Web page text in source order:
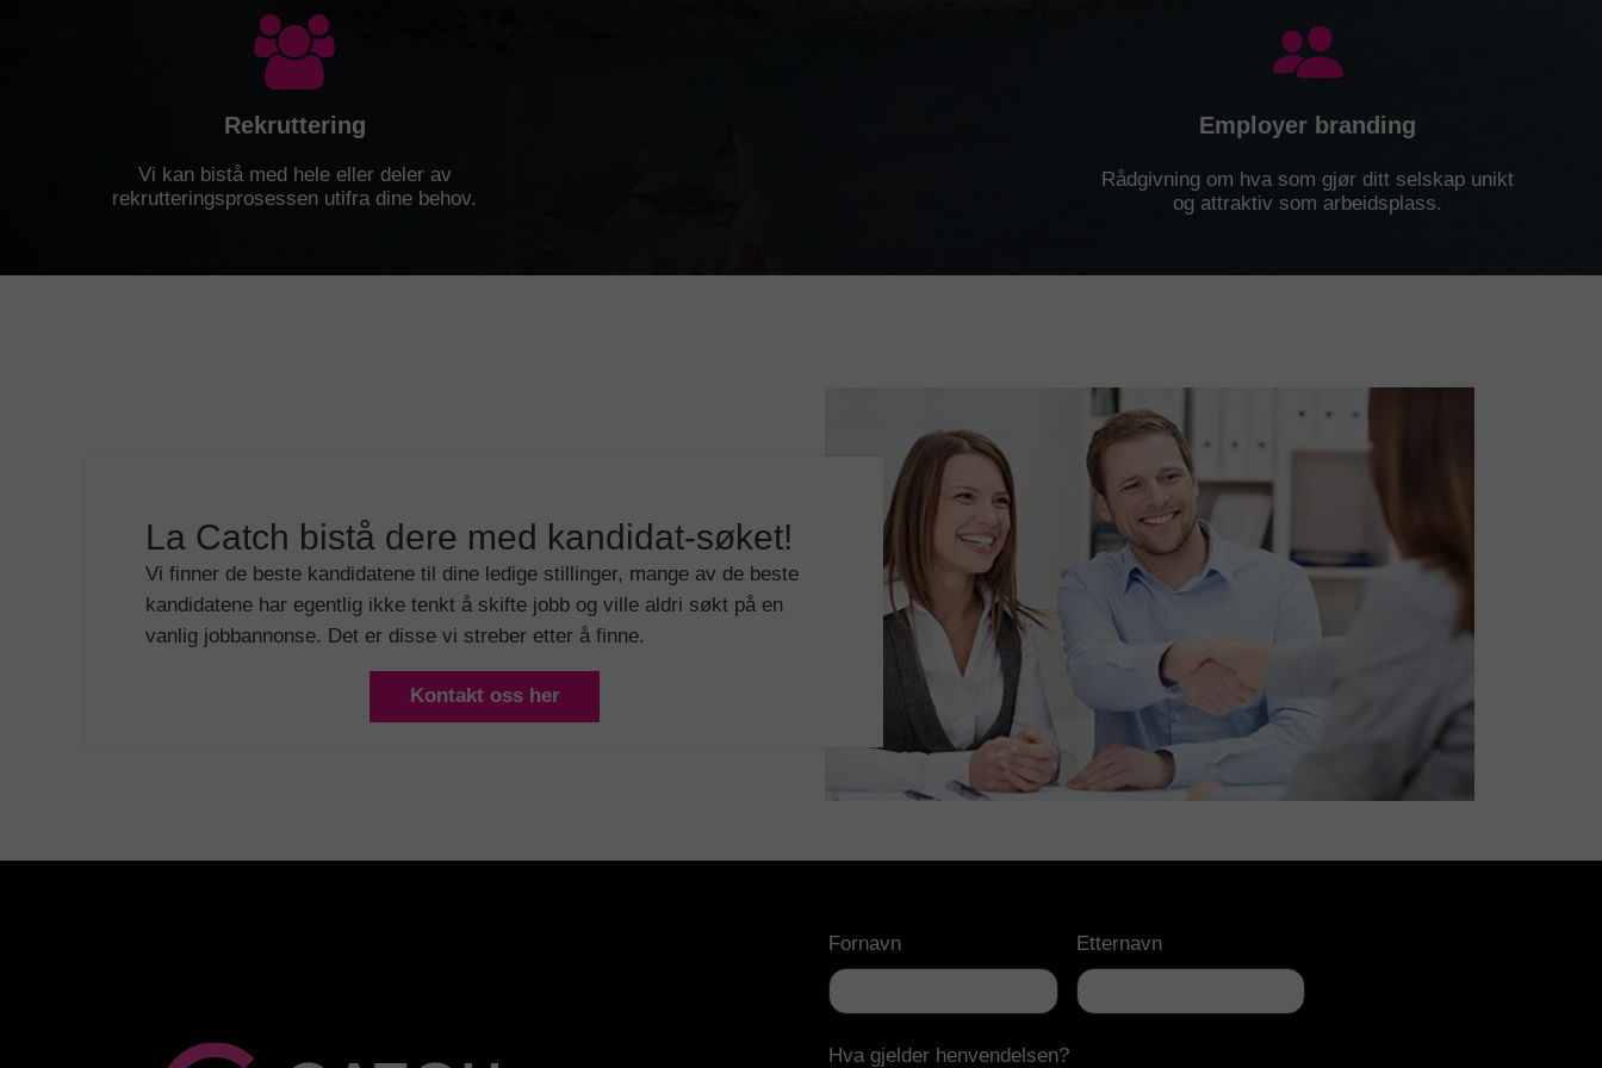
Fornavn Etternavn
Hva gjelder henvendelsen?
Kontakt oss her
La Catch bistå dere med kandidat-søket!
Vi finner de beste kandidatene til dine ledige stillinger, mange av de beste
kandidatene har egentlig ikke tenkt å skifte jobb og ville aldri søkt på en
vanlig jobbannonse. Det er disse vi streber etter å finne.
Rekruttering
Vi kan bistå med hele eller deler av
rekrutteringsprosessen utifra dine behov.
Employer branding
Rådgivning om hva som gjør ditt selskap unikt
og attraktiv som arbeidsplass.